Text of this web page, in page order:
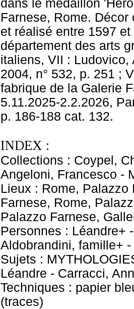
dans le médaillon
Farnese, Rome.
et réalisé entre 1597
département des arts
italiens, VII : Ludovico,
2004, n° 532, p. 251 ;
fabrique de la Galerie
5.11.2025-2.2.2026,
p. 186-188 cat. 132.
INDEX :
Collections : Coypel,
Angeloni, Francesco -
Lieux : Rome, Palazzo
Farnese, Rome,
Palazzo Farnese,
Personnes : Léandre+
Aldobrandini, famille+ -
Sujets :
Léandre - Carracci,
Techniques : papier
(traces)